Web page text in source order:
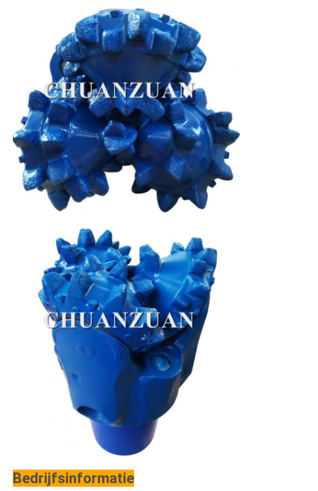
Bedrijfsinformatie